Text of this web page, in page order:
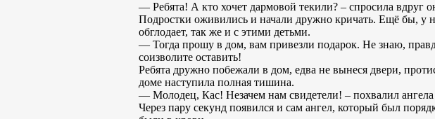
— Ребята! А кто хочет дармовой текили? – спросила вдруг
Подростки оживились и начали дружно кричать. Ещё бы, у
обглодает, так же и с этими детьми.
— Тогда прошу в дом, вам привезли подарок. Не знаю,
соизволите оставить!
Ребята дружно побежали в дом, едва не вынеся двери,
доме наступила полная тишина.
— Молодец, Кас! Незачем нам свидетели! – похвалил
Через пару секунд появился и сам ангел, который был